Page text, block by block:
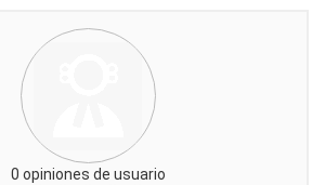
0 opiniones de usuario